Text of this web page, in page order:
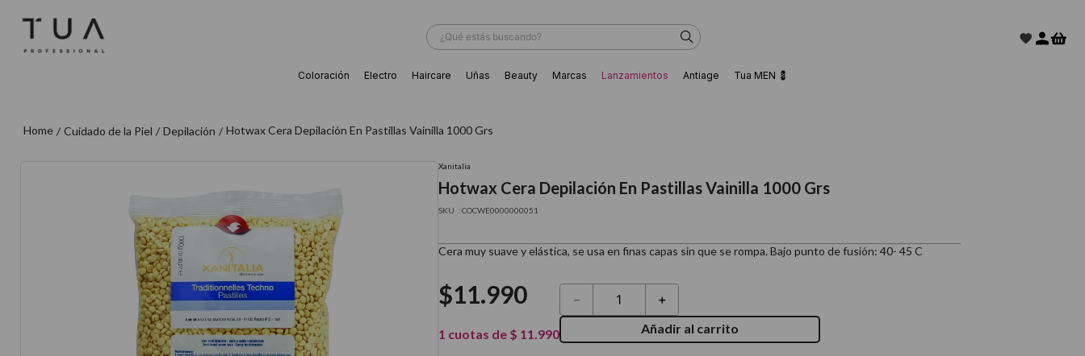
¿Qué estás buscando?
Coloración Electro Haircare Uñas Beauty Marcas Lanzamientos Antiage Tua MEN 💈
Cuidado de la Piel Depilación Hotwax Cera Depilación En Pastillas Vainilla 1000 Grs
Xanitalia
Hotwax Cera Depilación En Pastillas Vainilla 1000 Grs
: COCWE0000000051
Cera muy suave y elástica, se usa en finas capas sin que se rompa. Bajo punto de fusión: 40- 45 C
$11.990
1 cuotas de $ 11.990
＋
－
Añadir al carrito
cepillo
gama
secador
loreal
acondicionador